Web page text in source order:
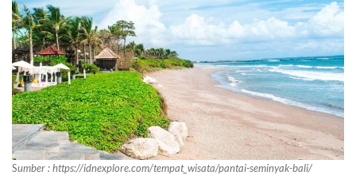
Sumber : https://idnexplore.com/tempat_wisata/pantai-seminyak-bali/